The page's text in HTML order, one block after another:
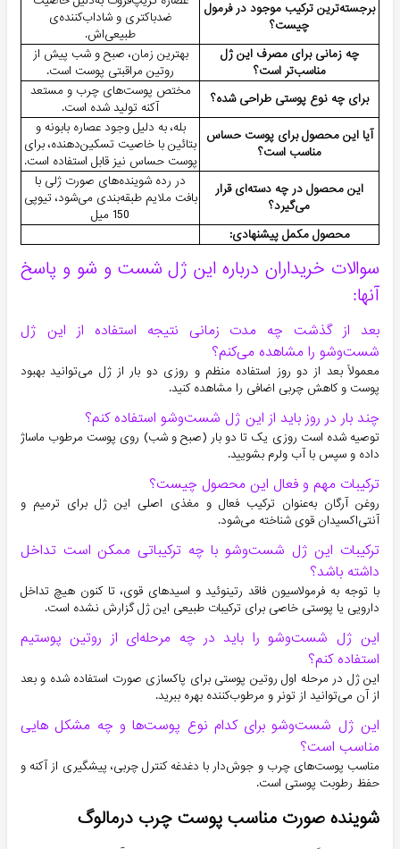
برجسته‌ترین ترکیب موجود در فرمول
چیست؟
ضدباکتری و شاداب‌کننده‌ی
طبیعی‌اش.
چه زمانی برای مصرف این ژل
مناسب‌تر است؟
بهترین زمان، صبح و شب پیش از
روتین مراقبتی پوست است.
برای چه نوع پوستی طراحی شده؟
مختص پوست‌های چرب و مستعد
آکنه تولید شده است.
آیا این محصول برای پوست حساس
مناسب است؟
بله، به دلیل وجود عصاره بابونه و
بتائین با خاصیت تسکین‌دهنده، برای
پوست حساس نیز قابل استفاده است.
این محصول در چه دسته‌ای قرار
می‌گیرد؟
در رده شوینده‌های صورت ژلی با
بافت ملایم طبقه‌بندی می‌شود، تیوپی
150 میل
محصول مکمل پیشنهادی:
سوالات خریداران درباره این ژل شست و شو و پاسخ
آنها:
بعد از گذشت چه مدت زمانی نتیجه استفاده از این ژل
شست‌وشو را مشاهده می‌کنم؟
معمولاً بعد از دو روز استفاده منظم و روزی دو بار از ژل می‌توانید بهبود
پوست و کاهش چربی اضافی را مشاهده کنید.
چند بار در روز باید از این ژل شست‌وشو استفاده کنم؟
توصیه شده است روزی یک تا دو بار (صبح و شب) روی پوست مرطوب ماساژ
داده و سپس با آب ولرم بشویید.
ترکیبات مهم و فعال این محصول چیست؟
روغن آرگان به‌عنوان ترکیب فعال و مغذی اصلی این ژل برای ترمیم و
آنتی‌اکسیدان قوی شناخته می‌شود.
ترکیبات این ژل شست‌وشو با چه ترکیباتی ممکن است تداخل
داشته باشد؟
با توجه به فرمولاسیون فاقد رتینوئید و اسیدهای قوی، تا کنون هیچ تداخل
دارویی یا پوستی خاصی برای ترکیبات طبیعی این ژل گزارش نشده است.
این ژل شست‌وشو را باید در چه مرحله‌ای از روتین پوستیم
استفاده کنم؟
این ژل در مرحله اول روتین پوستی برای پاکسازی صورت استفاده شده و بعد
از آن می‌توانید از تونر و مرطوب‌کننده بهره ببرید.
این ژل شست‌وشو برای کدام نوع پوست‌ها و چه مشکل هایی
مناسب است؟
مناسب پوست‌های چرب و جوش‌دار با دغدغه کنترل چربی، پیشگیری از آکنه و
حفظ رطوبت پوستی است.
شوینده صورت مناسب پوست چرب درمالوگ